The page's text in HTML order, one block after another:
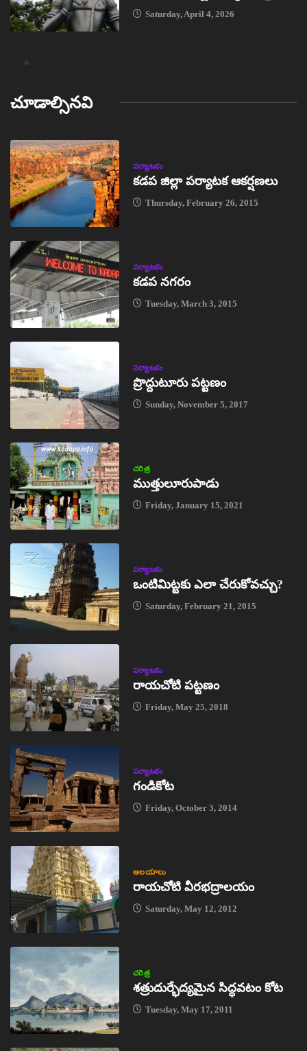
Saturday, April 4, 2026
చూడాల్సినవి
పర్యాటకం
కడప జిల్లా పర్యాటక ఆకర్షణలు
Thursday, February 26, 2015
పర్యాటకం
కడప నగరం
Tuesday, March 3, 2015
పర్యాటకం
ప్రొద్దుటూరు పట్టణం
Sunday, November 5, 2017
చరిత్ర
ముత్తులూరుపాడు
Friday, January 15, 2021
పర్యాటకం
ఒంటిమిట్టకు ఎలా చేరుకోవచ్చు?
Saturday, February 21, 2015
పర్యాటకం
రాయచోటి పట్టణం
Friday, May 25, 2018
పర్యాటకం
గండికోట
Friday, October 3, 2014
ఆలయాలు
రాయచోటి వీరభద్రాలయం
Saturday, May 12, 2012
చరిత్ర
శత్రుదుర్భేద్యమైన సిద్ధవటం కోట
Tuesday, May 17, 2011